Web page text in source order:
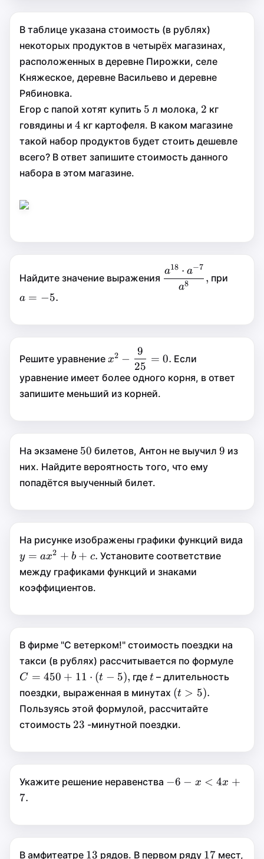
В таблице указана стоимость (в рублях)
некоторых продуктов в четырёх магазинах,
расположенных в деревне Пирожки, селе
Княжеское, деревне Васильево и деревне
Рябиновка.
Егор с папой хотят купить 5
5
5 л молока, 2
2
2 кг
говядины и 4
4
4 кг картофеля. В каком магазине
такой набор продуктов будет стоить дешевле
всего? В ответ запишите стоимость данного
набора в этом магазине.
Найдите значение выражения \dfrac
{a^{18}\cdot
a
a18 ⋅ a−
,
a8
a18 ⋅ a−7
, при
a = −5.
Решите уравнение x^2-
\dfrac
{9}
{25}=0.
x2 −
25
=
0.
x2 −
25
9
= 0. Если
уравнение имеет более одного корня, в ответ
запишите меньший из корней.
На экзамене 50
50
50 билетов, Антон не выучил 9
9
9 из
них. Найдите вероятность того, что ему
попадётся выученный билет.
На рисунке изображены графики функций вида
y=ax^2+b+c.
y =
ax2 +
b +
y = ax2 + b + c. Установите соответствие
между графиками функций и знаками
коэффициентов.
В фирме "С ветерком!" стоимость поездки на
такси (в рублях) рассчитывается по формуле
C = 450 + 11 ⋅ (t − 5), где t
t
t– длительность
поездки, выраженная в минутах (t>5).
(t >
5).
(t > 5).
Пользуясь этой формулой, рассчитайте
стоимость 23
23
23 -минутной поездки.
Укажите решение неравенства -6-
−6 −
−6 − x < 4x +
7.
В амфитеатре 13
13
13 рядов. В первом ряду 17
17
17 мест,